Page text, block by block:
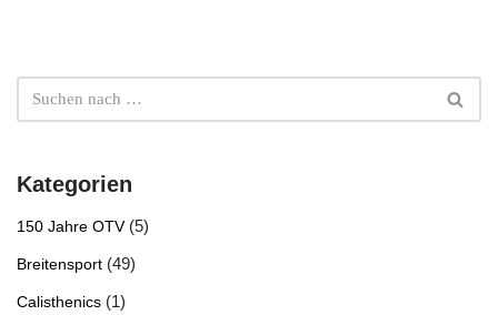
Kategorien
150 Jahre OTV(5)
Breitensport (49)
Calisthenics (1)